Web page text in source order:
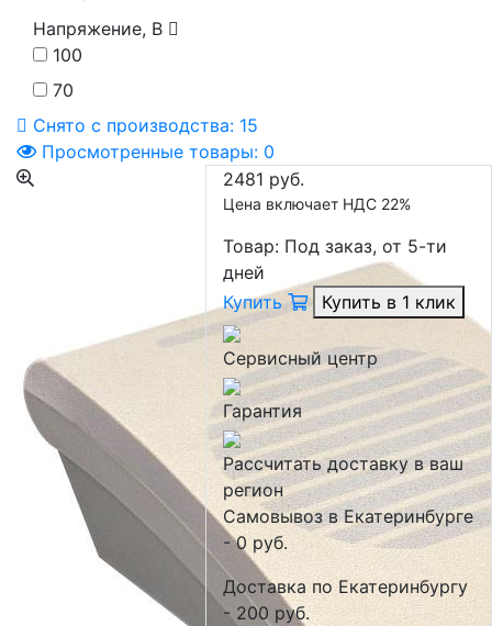
Напряжение, В
100
70
Снято с производства: 15
Просмотренные товары: 0
2481 руб.
Цена включает НДС 22%
Товар: Под заказ, от 5-ти
дней
Купить
Купить в 1 клик
Сервисный центр
Гарантия
Рассчитать доставку в ваш
регион
Самовывоз в Екатеринбурге
- 0 руб.
Доставка по Екатеринбургу
- 200 руб.